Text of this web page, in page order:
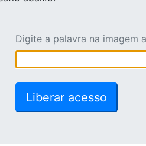
Digite a palavra na imagem